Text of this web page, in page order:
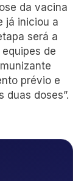
da vacina
já iniciou a
será a
de
prévio e
duas doses”.